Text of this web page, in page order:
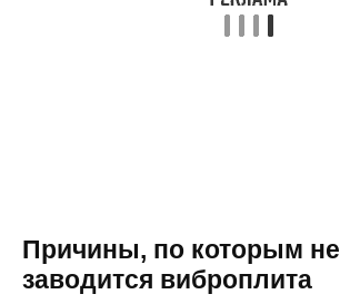
Причины, по которым не
заводится виброплита